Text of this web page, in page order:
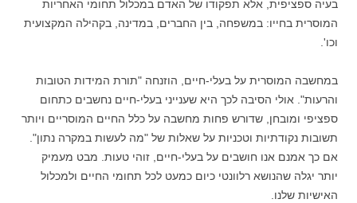
בעיה ספציפית, אלא תפקודו של האדם במכלול תחומי האחריות
המוסרית בחייו: במשפחה, בין החברים, במדינה, בקהילה המקצועית
וכו'.
במחשבה המוסרית על בעלי-חיים, הוזנחה "תורת המידות הטובות
והרעות". אולי הסיבה לכך היא שענייני בעלי-חיים נחשבים כתחום
ספציפי ומובחן, שדורש פחות מחשבה על כלל החיים המוסריים ויותר
תשובות נקודתיות וטכניות על שאלות של "מה לעשות במקרה נתון".
אם כך אמנם אנו חושבים על בעלי-חיים, זוהי טעות. מבט מעמיק
יותר יגלה שהנושא רלוונטי כיום כמעט לכל תחומי החיים ולמכלול
האישיות שלנו.